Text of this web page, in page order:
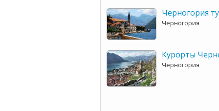
Черногория
Черногория
Курорты
Черногория